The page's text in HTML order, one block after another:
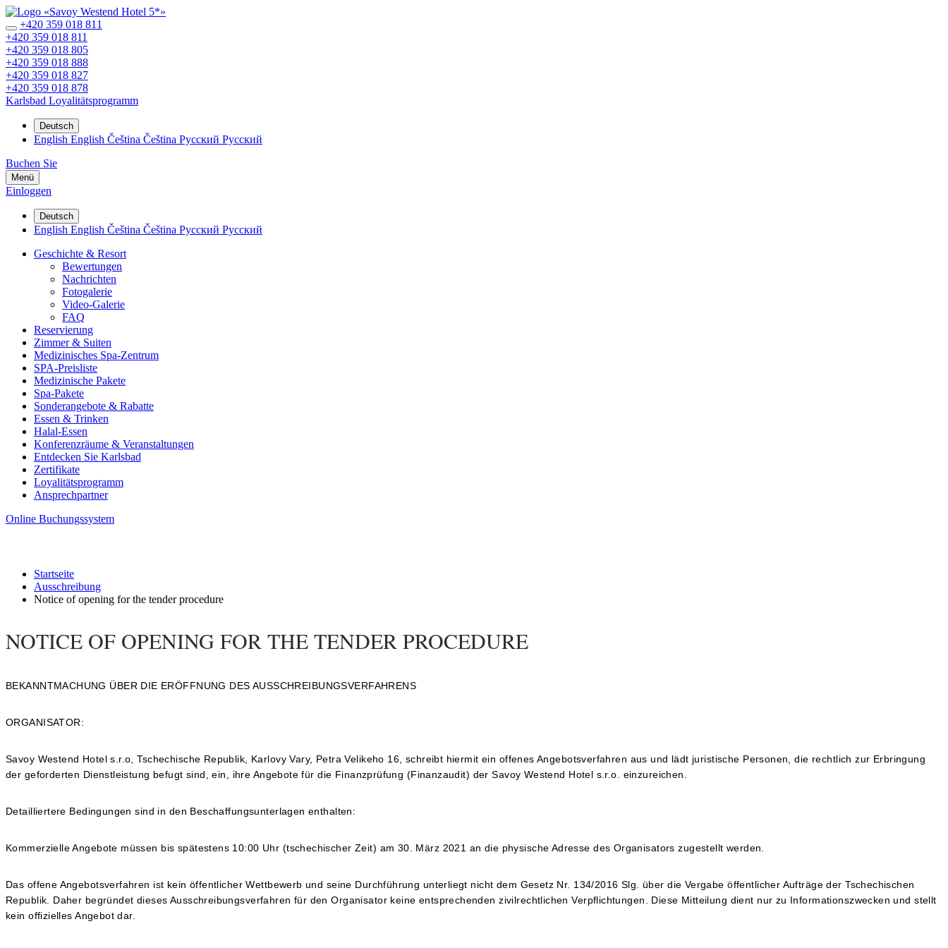
+420 359 018 811
+420 359 018 811
+420 359 018 805
+420 359 018 888
+420 359 018 827
+420 359 018 878
Karlsbad Loyalitätsprogramm
Deutsch
English English Čeština Čeština Русский Русский
Buchen Sie
Menü
Einloggen
Deutsch
English English Čeština Čeština Русский Русский
Geschichte & Resort
Bewertungen
Nachrichten
Fotogalerie
Video-Galerie
FAQ
Reservierung
Zimmer & Suiten
Medizinisches Spa-Zentrum
SPA-Preisliste
Medizinische Pakete
Spa-Pakete
Sonderangebote & Rabatte
Essen & Trinken
Halal-Essen
Konferenzräume & Veranstaltungen
Entdecken Sie Karlsbad
Zertifikate
Loyalitätsprogramm
Ansprechpartner
Online Buchungssystem
Startseite
Ausschreibung
Notice of opening for the tender procedure
NOTICE OF OPENING FOR THE TENDER PROCEDURE
BEKANNTMACHUNG ÜBER DIE ERÖFFNUNG DES AUSSCHREIBUNGSVERFAHRENS
ORGANISATOR:
Savoy Westend Hotel s.r.o, Tschechische Republik, Karlovy Vary, Petra Velikeho 16, schreibt hiermit ein offenes Angebotsverfahren aus und lädt juristische Personen, die rechtlich zur Erbringung
der geforderten Dienstleistung befugt sind, ein, ihre Angebote für die Finanzprüfung (Finanzaudit) der Savoy Westend Hotel s.r.o. einzureichen.
Detailliertere Bedingungen sind in den Beschaffungsunterlagen enthalten:
Kommerzielle Angebote müssen bis spätestens 10:00 Uhr (tschechischer Zeit) am 30. März 2021 an die physische Adresse des Organisators zugestellt werden.
Das offene Angebotsverfahren ist kein öffentlicher Wettbewerb und seine Durchführung unterliegt nicht dem Gesetz Nr. 134/2016 Slg. über die Vergabe öffentlicher Aufträge der Tschechischen
Republik. Daher begründet dieses Ausschreibungsverfahren für den Organisator keine entsprechenden zivilrechtlichen Verpflichtungen. Diese Mitteilung dient nur zu Informationszwecken und stellt
kein offizielles Angebot dar.